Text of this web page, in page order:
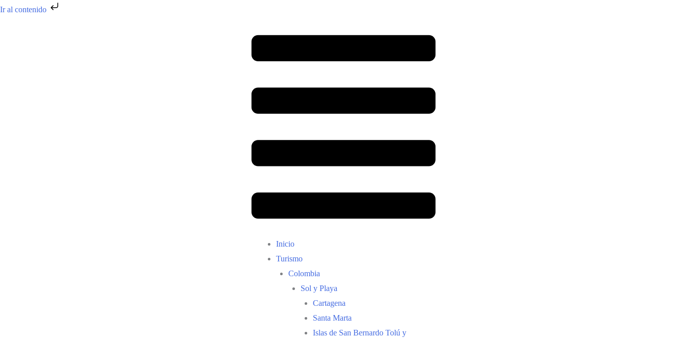
Ir al contenido
Inicio
Turismo
Colombia
Sol y Playa
Cartagena
Santa Marta
Islas de San Bernardo Tolú y